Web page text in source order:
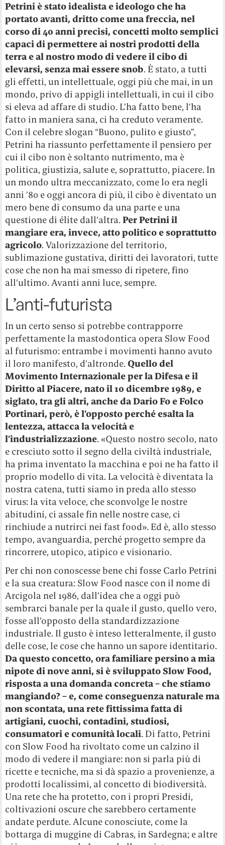
Petrini è stato idealista e ideologo che ha
portato avanti, dritto come una freccia, nel
corso di 40 anni precisi, concetti molto semplici
capaci di permettere ai nostri prodotti della
terra e al nostro modo di vedere il cibo di
elevarsi, senza mai essere snob. È stato, a tutti
gli effetti, un intellettuale, oggi più che mai, in un
mondo, privo di appigli intellettuali, in cui il cibo
si eleva ad affare di studio. L’ha fatto bene, l’ha
fatto in maniera sana, ci ha creduto veramente.
Con il celebre slogan “Buono, pulito e giusto”,
Petrini ha riassunto perfettamente il pensiero per
cui il cibo non è soltanto nutrimento, ma è
politica, giustizia, salute e, soprattutto, piacere. In
un mondo ultra meccanizzato, come lo era negli
anni ’80 e oggi ancora di più, il cibo è diventato un
mero bene di consumo da una parte e una
questione di élite dall’altra.Per Petrini il
mangiare era, invece, atto politico e soprattutto
agricolo. Valorizzazione del territorio,
sublimazione gustativa, diritti dei lavoratori, tutte
cose che non ha mai smesso di ripetere, fino
all’ultimo. Avanti anni luce, sempre.
L’anti-futurista
In un certo senso si potrebbe contrapporre
perfettamente la mastodontica opera Slow Food
al futurismo: entrambe i movimenti hanno avuto
il loro manifesto, d’altronde. Quello del
Movimento Internazionale per la Difesa e il
Diritto al Piacere, nato il 10 dicembre 1989, e
siglato, tra gli altri, anche da Dario Fo e Folco
Portinari, però, è l’opposto perché esalta la
lentezza, attacca la velocità e
l’industrializzazione. «Questo nostro secolo, nato
e cresciuto sotto il segno della civiltà industriale,
ha prima inventato la macchina e poi ne ha fatto il
proprio modello di vita. La velocità è diventata la
nostra catena, tutti siamo in preda allo stesso
virus: la vita veloce, che sconvolge le nostre
abitudini, ci assale fin nelle nostre case, ci
rinchiude a nutrirci nei fast food». Ed è, allo stesso
tempo, avanguardia, perché progetto sempre da
rincorrere, utopico, atipico e visionario.
Per chi non conoscesse bene chi fosse Carlo Petrini
e la sua creatura: Slow Food nasce con il nome di
Arcigola nel 1986, dall’idea che a oggi può
sembrarci banale per la quale il gusto, quello vero,
fosse all’opposto della standardizzazione
industriale. Il gusto è inteso letteralmente, il gusto
delle cose, le cose che hanno un sapore identitario.
Da questo concetto, ora familiare persino a mia
nipote di nove anni, si è sviluppato Slow Food,
risposta a una domanda concreta – che stiamo
mangiando? – e, come conseguenza naturale ma
non scontata, una rete fittissima fatta di
artigiani, cuochi, contadini, studiosi,
consumatori e comunità locali. Di fatto, Petrini
con Slow Food ha rivoltato come un calzino il
modo di vedere il mangiare: non si parla più di
ricette e tecniche, ma si dà spazio a provenienze, a
prodotti localissimi, al concetto di biodiversità.
Una rete che ha protetto, con i propri Presidi,
coltivazioni oscure che sarebbero certamente
andate perdute. Alcune conosciute, come la
bottarga di muggine di Cabras, in Sardegna; e altre